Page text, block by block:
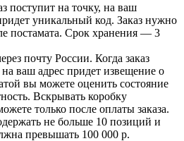
поступит на точку, на ваш
уникальный код. Заказ нужно
постамата. Срок хранения — 3
почту России. Когда заказ
ваш адрес придет извещение о
вы можете оценить состояние
Вскрывать коробку
только после оплаты заказа.
не больше 10 позиций и
превышать 100 000 р.